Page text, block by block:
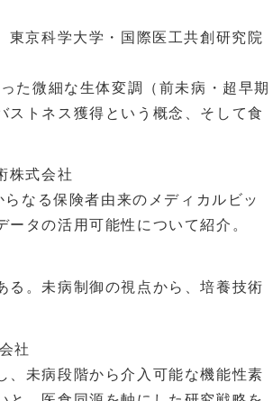
京科学大学・国際医工共創研究院
た微細な生体変調（前未病・超早期
トネス獲得という概念、そして食
株式会社
なる保険者由来のメディカルビッ
タの活用可能性について紹介。
。未病制御の視点から、培養技術
社
、未病段階から介入可能な機能性素